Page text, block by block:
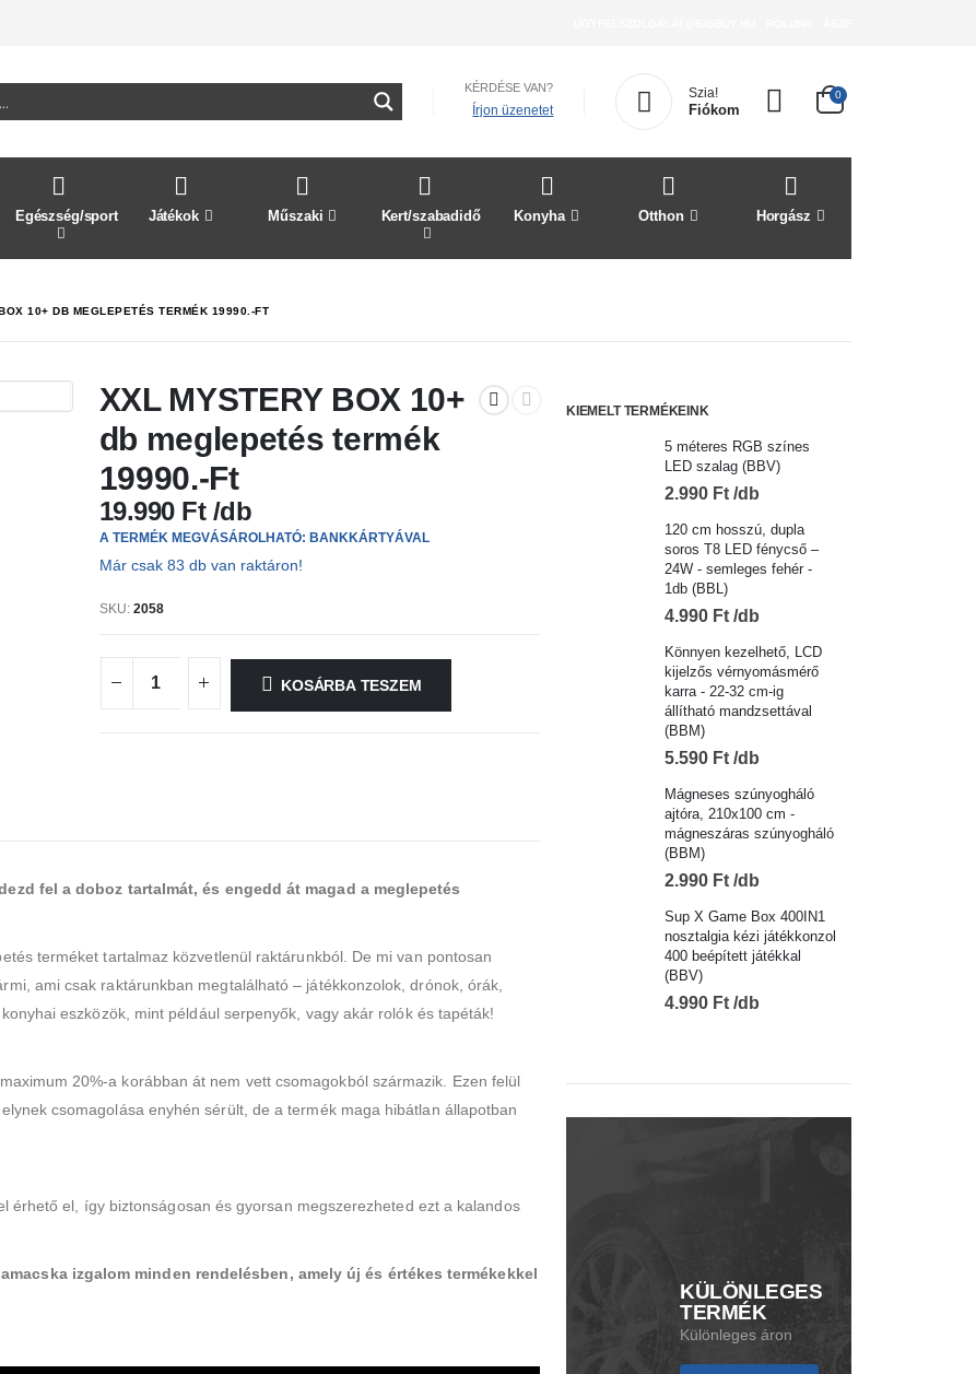
KÉRDÉSE VAN?
Írjon üzenetet
Szia!
Fiókom
0
Egészség/sport Játékok Műszaki Kert/szabadidő Konyha Otthon Horgász
10+ DB MEGLEPETÉS TERMÉK 19990.-FT
XXL MYSTERY BOX 10+
db meglepetés termék
19990.-Ft
19.990 Ft
A TERMÉK MEGVÁSÁROLHATÓ: BANKKÁRTYÁVAL
Már csak 83 db van raktáron!
SKU: 2058
KOSÁRBA TESZEM
fel a doboz tartalmát, és engedd át magad a meglepetés
terméket tartalmaz közvetlenül raktárunkból. De mi van pontosan
ami csak raktárunkban megtalálható – játékkonzolok, drónok, órák,
eszközök, mint például serpenyők, vagy akár rolók és tapéták!
20%-a korábban át nem vett csomagokból származik. Ezen felül
csomagolása enyhén sérült, de a termék maga hibátlan állapotban
érhető el, így biztonságosan és gyorsan megszerezheted ezt a kalandos
izgalom minden rendelésben, amely új és értékes termékekkel
KIEMELT TERMÉKEINK
5 méteres RGB színes
LED szalag (BBV)
2.990 Ft
120 cm hosszú, dupla
soros T8 LED fénycső –
24W - semleges fehér -
1db (BBL)
4.990 Ft
Könnyen kezelhető, LCD
kijelzős vérnyomásmérő
karra - 22-32 cm-ig
állítható mandzsettával
(BBM)
5.590 Ft
Mágneses szúnyogháló
ajtóra, 210x100 cm -
mágneszáras szúnyogháló
(BBM)
2.990 Ft
Sup X Game Box 400IN1
nosztalgia kézi játékkonzol
400 beépített játékkal
(BBV)
4.990 Ft
KÜLÖNLEGES
TERMÉK
Különleges áron